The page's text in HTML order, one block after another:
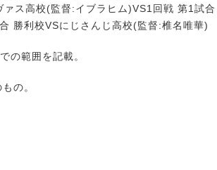
ス高校(監督:イブラヒム)VS1回戦 第1試合
勝利校VSにじさんじ高校(監督:椎名唯華)
の範囲を記載。
の。